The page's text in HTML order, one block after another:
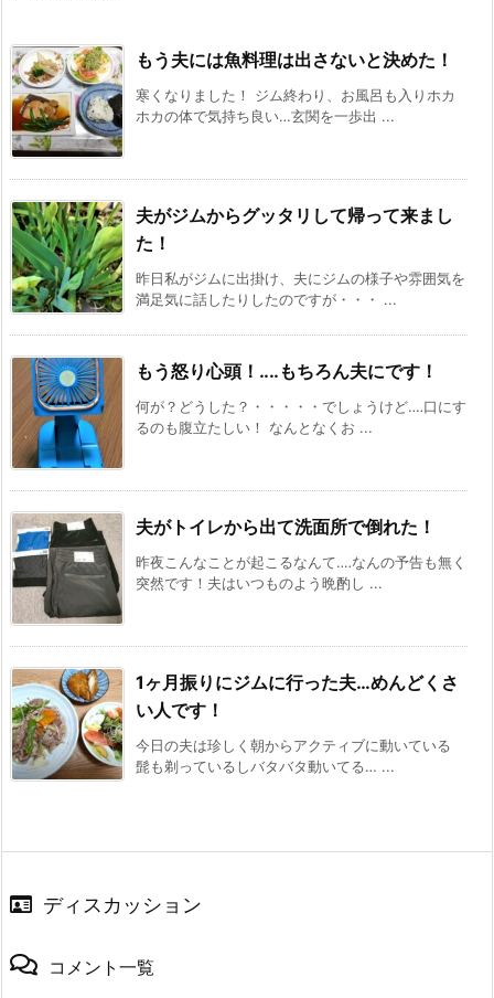
もう夫には魚料理は出さないと決めた！
寒くなりました！ ジム終わり、お風呂も入りホカ
ホカの体で気持ち良い…玄関を一歩出 ...
夫がジムからグッタリして帰って来まし
た！
昨日私がジムに出掛け、夫にジムの様子や雰囲気を
満足気に話したりしたのですが・・・ ...
もう怒り心頭！‥‥もちろん夫にです！
何が？どうした？・・・・・でしょうけど‥‥口にす
るのも腹立たしい！ なんとなくお ...
夫がトイレから出て洗面所で倒れた！
昨夜こんなことが起こるなんて‥‥なんの予告も無く
突然です！夫はいつものよう晩酌し ...
1ヶ月振りにジムに行った夫…めんどくさ
い人です！
今日の夫は珍しく朝からアクティブに動いている
髭も剃っているしバタバタ動いてる… ...
ディスカッション
コメント一覧